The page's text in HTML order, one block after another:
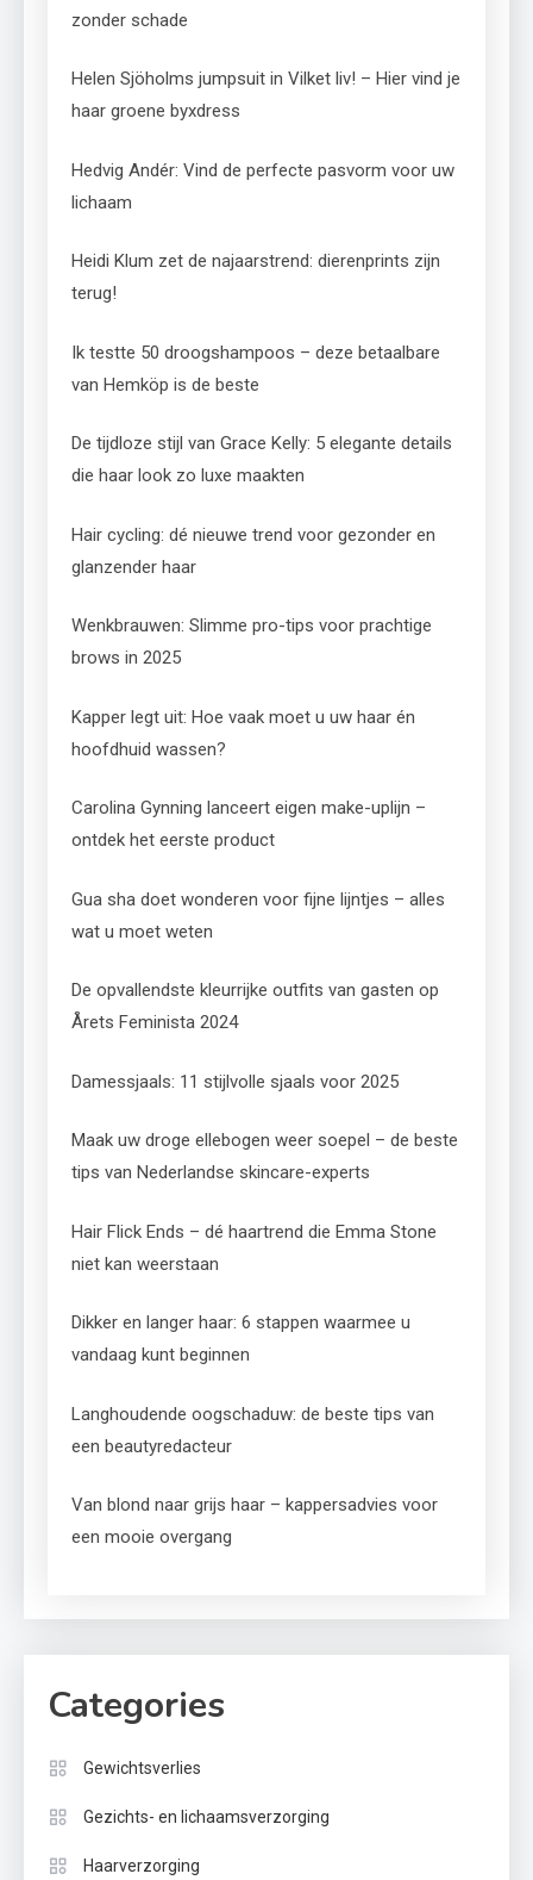
zonder schade
Helen Sjöholms jumpsuit in Vilket liv! – Hier vind je
haar groene byxdress
Hedvig Andér: Vind de perfecte pasvorm voor uw
lichaam
Heidi Klum zet de najaarstrend: dierenprints zijn
terug!
Ik testte 50 droogshampoos – deze betaalbare
van Hemköp is de beste
De tijdloze stijl van Grace Kelly: 5 elegante details
die haar look zo luxe maakten
Hair cycling: dé nieuwe trend voor gezonder en
glanzender haar
Wenkbrauwen: Slimme pro-tips voor prachtige
brows in 2025
Kapper legt uit: Hoe vaak moet u uw haar én
hoofdhuid wassen?
Carolina Gynning lanceert eigen make-uplijn –
ontdek het eerste product
Gua sha doet wonderen voor fijne lijntjes – alles
wat u moet weten
De opvallendste kleurrijke outfits van gasten op
Årets Feminista 2024
Damessjaals: 11 stijlvolle sjaals voor 2025
Maak uw droge ellebogen weer soepel – de beste
tips van Nederlandse skincare-experts
Hair Flick Ends – dé haartrend die Emma Stone
niet kan weerstaan
Dikker en langer haar: 6 stappen waarmee u
vandaag kunt beginnen
Langhoudende oogschaduw: de beste tips van
een beautyredacteur
Van blond naar grijs haar – kappersadvies voor
een mooie overgang
Categories
Gewichtsverlies
Gezichts- en lichaamsverzorging
Haarverzorging